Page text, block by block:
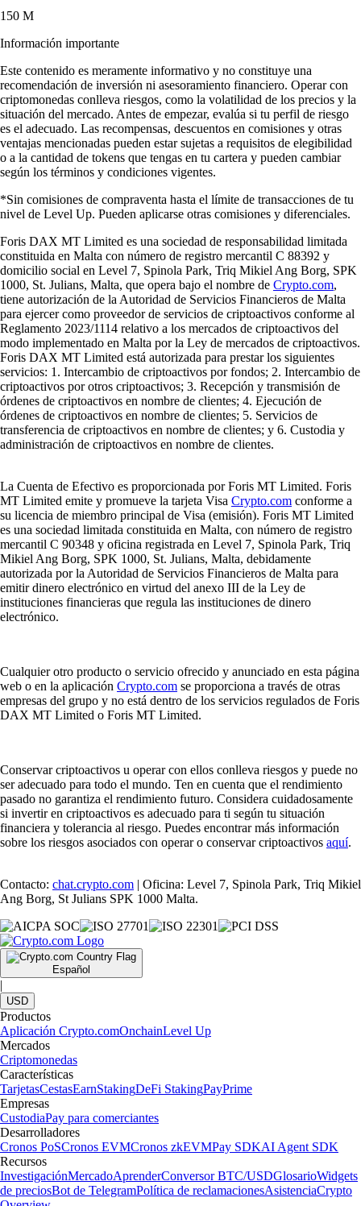
150 M
Información importante
Este contenido es meramente informativo y no constituye una
recomendación de inversión ni asesoramiento financiero. Operar con
criptomonedas conlleva riesgos, como la volatilidad de los precios y la
situación del mercado. Antes de empezar, evalúa si tu perfil de riesgo
es el adecuado. Las recompensas, descuentos en comisiones y otras
ventajas mencionadas pueden estar sujetas a requisitos de elegibilidad
o a la cantidad de tokens que tengas en tu cartera y pueden cambiar
según los términos y condiciones vigentes.
*Sin comisiones de compraventa hasta el límite de transacciones de tu
nivel de Level Up. Pueden aplicarse otras comisiones y diferenciales.
Foris DAX MT Limited es una sociedad de responsabilidad limitada
constituida en Malta con número de registro mercantil C 88392 y
domicilio social en Level 7, Spinola Park, Triq Mikiel Ang Borg, SPK
1000, St. Julians, Malta, que opera bajo el nombre de Crypto.com,
tiene autorización de la Autoridad de Servicios Financieros de Malta
para ejercer como proveedor de servicios de criptoactivos conforme al
Reglamento 2023/1114 relativo a los mercados de criptoactivos del
modo implementado en Malta por la Ley de mercados de criptoactivos.
Foris DAX MT Limited está autorizada para prestar los siguientes
servicios: 1. Intercambio de criptoactivos por fondos; 2. Intercambio de
criptoactivos por otros criptoactivos; 3. Recepción y transmisión de
órdenes de criptoactivos en nombre de clientes; 4. Ejecución de
órdenes de criptoactivos en nombre de clientes; 5. Servicios de
transferencia de criptoactivos en nombre de clientes; y 6. Custodia y
administración de criptoactivos en nombre de clientes.
La Cuenta de Efectivo es proporcionada por Foris MT Limited. Foris
MT Limited emite y promueve la tarjeta Visa Crypto.com conforme a
su licencia de miembro principal de Visa (emisión). Foris MT Limited
es una sociedad limitada constituida en Malta, con número de registro
mercantil C 90348 y oficina registrada en Level 7, Spinola Park, Triq
Mikiel Ang Borg, SPK 1000, St. Julians, Malta, debidamente
autorizada por la Autoridad de Servicios Financieros de Malta para
emitir dinero electrónico en virtud del anexo III de la Ley de
instituciones financieras que regula las instituciones de dinero
electrónico.
Cualquier otro producto o servicio ofrecido y anunciado en esta página
web o en la aplicación Crypto.com se proporciona a través de otras
empresas del grupo y no está dentro de los servicios regulados de Foris
DAX MT Limited o Foris MT Limited.
Conservar criptoactivos u operar con ellos conlleva riesgos y puede no
ser adecuado para todo el mundo. Ten en cuenta que el rendimiento
pasado no garantiza el rendimiento futuro. Considera cuidadosamente
si invertir en criptoactivos es adecuado para ti según tu situación
financiera y tolerancia al riesgo. Puedes encontrar más información
sobre los riesgos asociados con operar o conservar criptoactivos aquí.
Contacto: chat.crypto.com | Oficina: Level 7, Spinola Park, Triq Mikiel
Ang Borg, St Julians SPK 1000 Malta.
Español
|
USD
Productos
Aplicación Crypto.comOnchainLevel Up
Mercados
Criptomonedas
Características
TarjetasCestasEarnStakingDeFi StakingPayPrime
Empresas
CustodiaPay para comerciantes
Desarrolladores
Cronos PoSCronos EVMCronos zkEVMPay SDKAI Agent SDK
Recursos
InvestigaciónMercadoAprenderConversor BTC/USDGlosarioWidgets
de preciosBot de TelegramPolítica de reclamacionesAsistenciaCrypto